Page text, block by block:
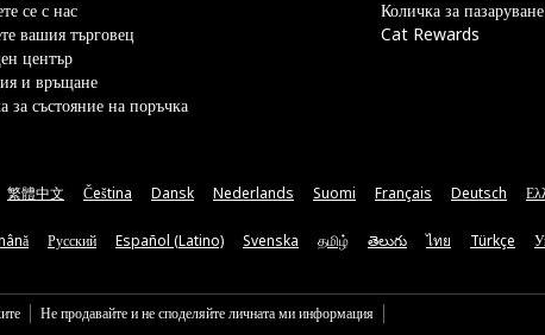
се с нас
вашия търговец
център
и връщане
за състояние на поръчка
Количка за пазаруване
Cat Rewards
繁體中文 Čeština Dansk Nederlands Suomi Français Deutsch
Русский Español (Latino) Svenska தமிழ் తెలుగు ไทย Türkçe
Не продавайте и не споделяйте личната ми информация